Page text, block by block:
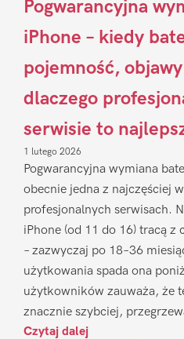
Pogwarancyjna
iPhone – kiedy
pojemność,
dlaczego
serwisie to
1 lutego 2026
Pogwarancyjna wymiana
obecnie jedna z najczęściej
profesjonalnych serwisach.
iPhone (od 11 do 16) tracą z
– zazwyczaj po 18–36
użytkowania spada ona
użytkowników zauważa, że
znacznie szybciej,
Czytaj dalej